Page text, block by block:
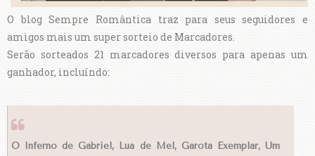
O blog Sempre Romântica traz para seus seguidores e
amigos mais um super sorteio de Marcadores.
Serão sorteados 21 marcadores diversos para apenas um
ganhador, incluíndo:
O Inferno de Gabriel, Lua de Mel, Garota Exemplar, Um